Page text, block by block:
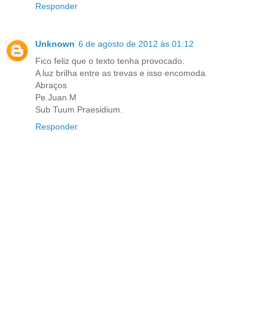
Responder
Unknown 6 de agosto de 2012 às 01:12
Fico feliz que o texto tenha provocado.
A luz brilha entre as trevas e isso encomoda.
Abraços
Pe.Juan.M
Sub Tuum Praesidium.
Responder